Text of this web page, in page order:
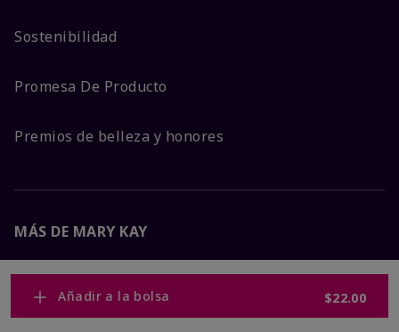
Añadir a la bolsa $22.00
Sostenibilidad
Promesa De Producto
Premios de belleza y honores
MÁS DE MARY KAY